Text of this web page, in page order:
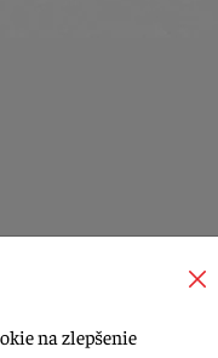
na zlepšenie